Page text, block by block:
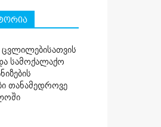
ცვლილებისათვის
სამოქალაქო
თანამედროვე